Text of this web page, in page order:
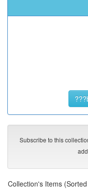
Subscribe to this
Collection's Items